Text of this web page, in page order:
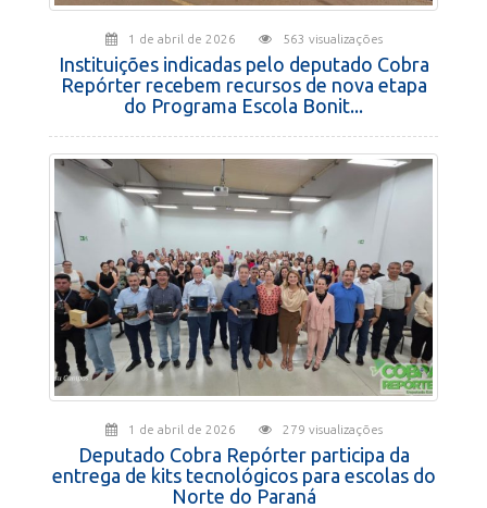
1 de abril de 2026 563 visualizações
Instituições indicadas pelo deputado Cobra
Repórter recebem recursos de nova etapa
do Programa Escola Bonit...
1 de abril de 2026 279 visualizações
Deputado Cobra Repórter participa da
entrega de kits tecnológicos para escolas do
Norte do Paraná